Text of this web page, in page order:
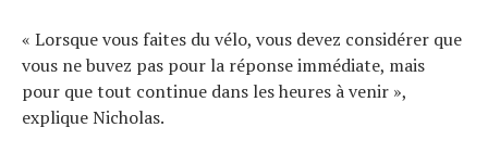
« Lorsque vous faites du vélo, vous devez considérer que
vous ne buvez pas pour la réponse immédiate, mais
pour que tout continue dans les heures à venir »,
explique Nicholas.